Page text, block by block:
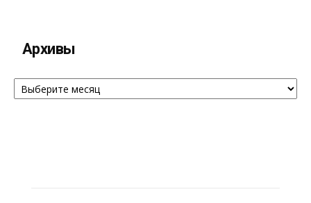
Архивы
Архивы